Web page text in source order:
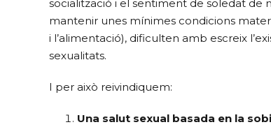
socialització i el sentiment de soledat
mantenir unes mínimes condicions
i l’alimentació), dificulten amb escreix
sexualitats.
I per això reivindiquem:
Una salut sexual basada en la